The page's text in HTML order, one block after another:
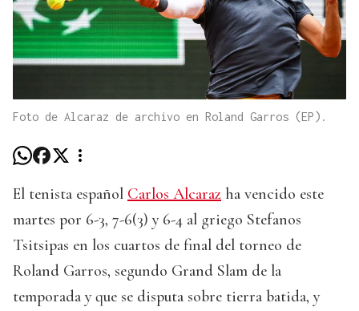
Foto de Alcaraz de archivo en Roland Garros (EP).
El tenista español Carlos Alcaraz ha vencido este
martes por 6-3, 7-6(3) y 6-4 al griego Stefanos
Tsitsipas en los cuartos de final del torneo de
Roland Garros, segundo Grand Slam de la
temporada y que se disputa sobre tierra batida, y